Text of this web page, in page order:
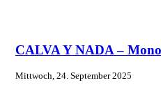
CALVA Y NADA –
Mittwoch, 24. September 2025